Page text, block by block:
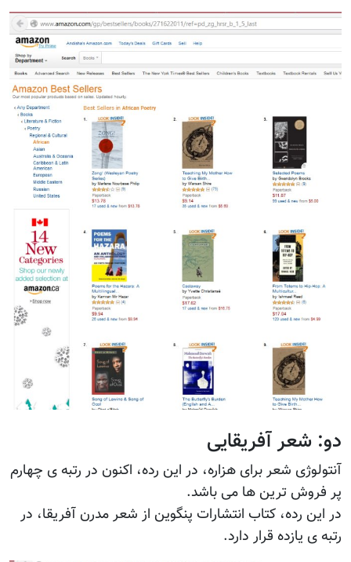
دو: شعر آفریقایی
آنتولوژی شعر برای هزاره، در این رده، اکنون در رتبه ی چهارم
پر فروش ترین ها می باشد.
در این رده، کتاب انتشارات پنگوین از شعر مدرن آفریقا، در
رتبه ی یازده قرار دارد.